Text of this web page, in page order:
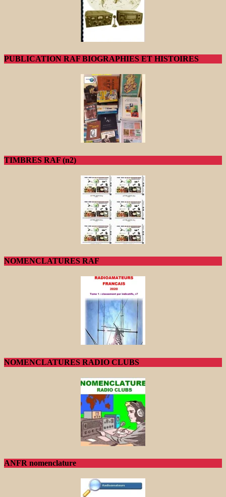
PUBLICATION RAF BIOGRAPHIES ET HISTOIRES
TIMBRES RAF (n2)
NOMENCLATURES RAF
NOMENCLATURES RADIO CLUBS
ANFR nomenclature